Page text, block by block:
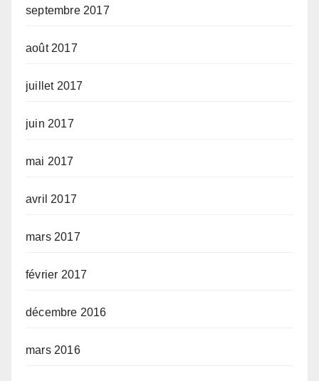
septembre 2017
août 2017
juillet 2017
juin 2017
mai 2017
avril 2017
mars 2017
février 2017
décembre 2016
mars 2016